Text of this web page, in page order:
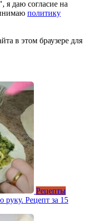
даю согласие на
политику
в этом браузере для
Рецепты
руку. Рецепт за 15